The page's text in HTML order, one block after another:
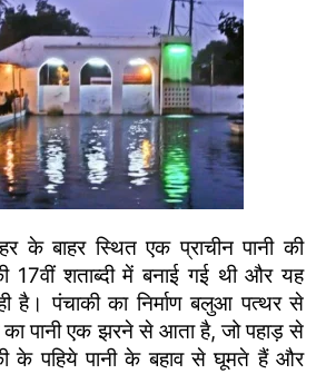
के बाहर स्थित एक प्राचीन पानी की
शताब्दी में बनाई गई थी और यह
है। पंचाकी का निर्माण बलुआ पत्थर से
का पानी एक झरने से आता है, जो पहाड़ से
के पहिये पानी के बहाव से घूमते हैं और